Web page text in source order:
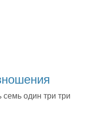
семь один три три